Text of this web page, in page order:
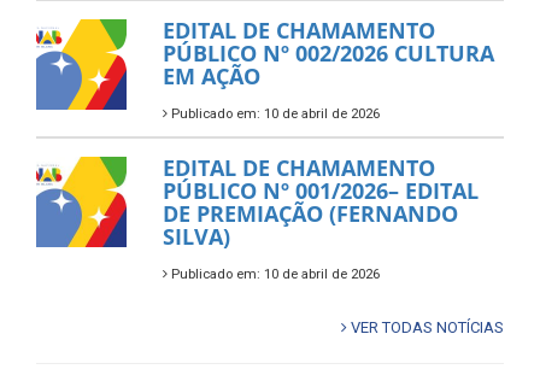
EDITAL DE CHAMAMENTO
PÚBLICO Nº 002/2026 CULTURA
EM AÇÃO
Publicado em: 10 de abril de 2026
EDITAL DE CHAMAMENTO
PÚBLICO Nº 001/2026– EDITAL
DE PREMIAÇÃO (FERNANDO
SILVA)
Publicado em: 10 de abril de 2026
VER TODAS NOTÍCIAS